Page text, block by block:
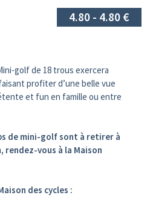
4.80 - 4.80 €
golf de 18 trous exercera
profiter d’une belle vue
et fun en famille ou entre
de mini-golf sont à retirer à
rendez-vous à la Maison
des cycles :